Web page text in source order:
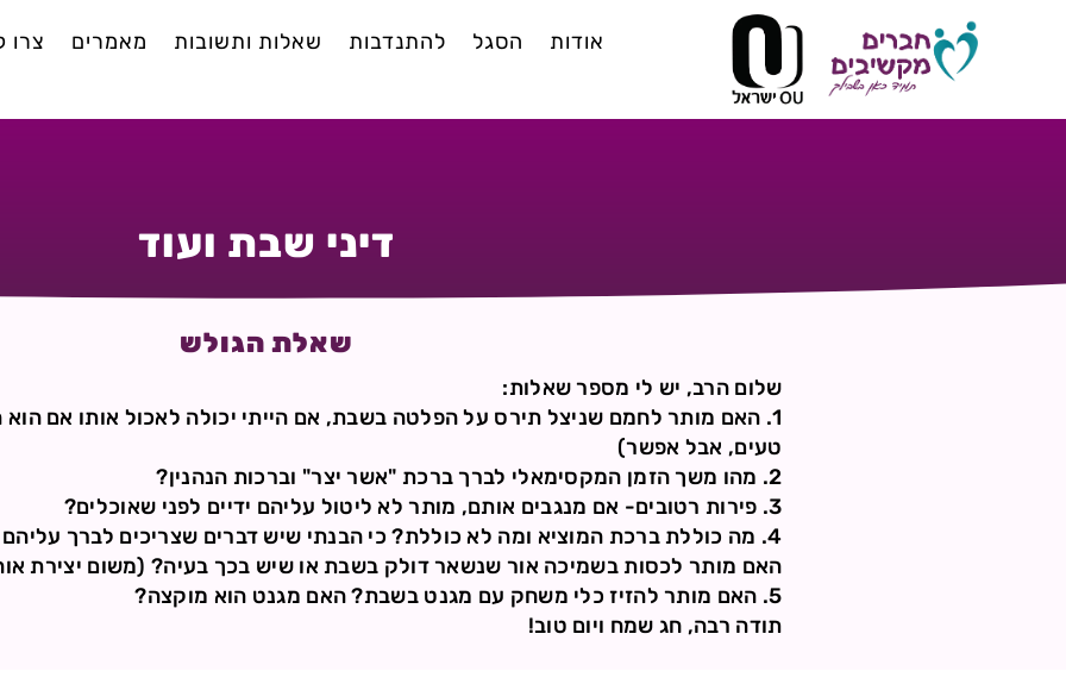
אודות הסגל להתנדבות שאלות ותשובות מאמרים צרו
דיני שבת ועוד
שאלת הגולש
שלום הרב, יש לי מספר שאלות:
1. האם מותר לחמם שניצל תירס על הפלטה בשבת, אם הייתי יכולה לאכול אותו אם
טעים, אבל אפשר)
2. מהו משך הזמן המקסימאלי לברך ברכת "אשר יצר" וברכות הנהנין?
3. פירות רטובים- אם מנגבים אותם, מותר לא ליטול עליהם ידיים לפני שאוכלים?
4. מה כוללת ברכת המוציא ומה לא כוללת? כי הבנתי שיש דברים שצריכים לברך עליהם גם אם בירכתי "המוציא".
האם מותר לכסות בשמיכה אור שנשאר דולק בשבת או שיש בכך בעיה? (משום יצירת
5. האם מותר להזיז כלי משחק עם מגנט בשבת? האם מגנט הוא מוקצה?
תודה רבה, חג שמח ויום טוב!